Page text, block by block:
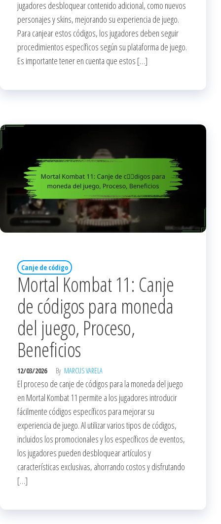
jugadores desbloquear contenido adicional, como nuevos
personajes y skins, mejorando su experiencia de juego.
Para canjear estos códigos, los jugadores deben seguir
procedimientos específicos según su plataforma de juego.
Es importante tener en cuenta que estos […]
Canje de código
Mortal Kombat 11: Canje
de códigos para moneda
del juego, Proceso,
Beneficios
12/03/2026 By MARCUS VARELA
El proceso de canje de códigos para la moneda del juego
en Mortal Kombat 11 permite a los jugadores introducir
fácilmente códigos específicos para mejorar su
experiencia de juego. Al utilizar varios tipos de códigos,
incluidos los promocionales y los específicos de eventos,
los jugadores pueden desbloquear artículos y
características exclusivas, ahorrando costos y disfrutando
[…]